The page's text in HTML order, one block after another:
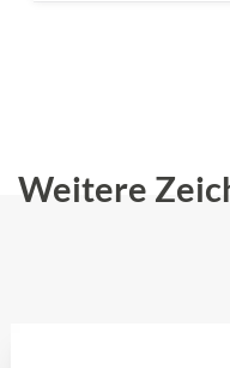
Weitere